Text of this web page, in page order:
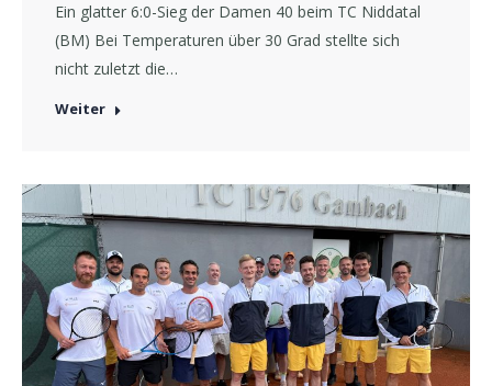
Ein glatter 6:0-Sieg der Damen 40 beim TC Niddatal
(BM) Bei Temperaturen über 30 Grad stellte sich
nicht zuletzt die…
Weiter